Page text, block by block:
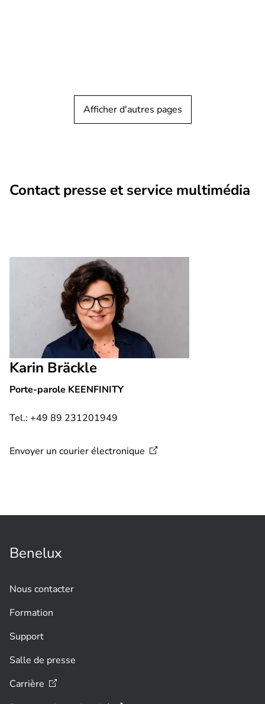
TÉMOIGNAGE CLIENT Surveillance urbaine
Afficher d'autres pages
Contact presse et service multimédia
Karin Bräckle
Porte-parole KEENFINITY
Tel.: +49 89 231201949
Envoyer un courierélectronique
Benelux
Nous contacter
Formation
Support
Salle de presse
Carrière